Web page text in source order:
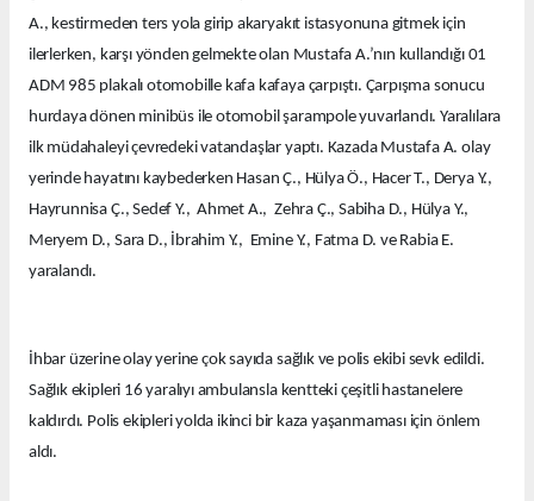
A., kestirmeden ters yola girip akaryakıt istasyonuna gitmek için
ilerlerken, karşı yönden gelmekte olan Mustafa A.’nın kullandığı 01
ADM 985 plakalı otomobille kafa kafaya çarpıştı. Çarpışma sonucu
hurdaya dönen minibüs ile otomobil şarampole yuvarlandı. Yaralılara
ilk müdahaleyi çevredeki vatandaşlar yaptı. Kazada Mustafa A. olay
yerinde hayatını kaybederken Hasan Ç., Hülya Ö., Hacer T., Derya Y.,
Hayrunnisa Ç., Sedef Y., Ahmet A., Zehra Ç., Sabiha D., Hülya Y.,
Meryem D., Sara D., İbrahim Y., Emine Y., Fatma D. ve Rabia E.
yaralandı.
İhbar üzerine olay yerine çok sayıda sağlık ve polis ekibi sevk edildi.
Sağlık ekipleri 16 yaralıyı ambulansla kentteki çeşitli hastanelere
kaldırdı. Polis ekipleri yolda ikinci bir kaza yaşanmaması için önlem
aldı.